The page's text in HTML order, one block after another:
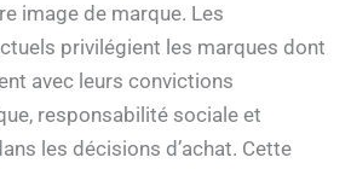
image de marque. Les
privilégient les marques dont
avec leurs convictions
responsabilité sociale et
les décisions d’achat. Cette